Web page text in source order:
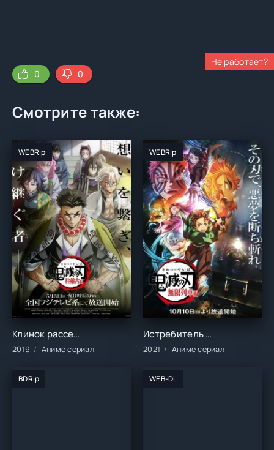
Не работает?
0
0
Смотрите также:
WEBRip
Клинок рассекающий демонов (2019)
2019 Аниме сериал
WEBRip
Истребитель демонов: Поезд «Бесконечный» (2021)
2021 Аниме сериал
BDRip WEB-DL